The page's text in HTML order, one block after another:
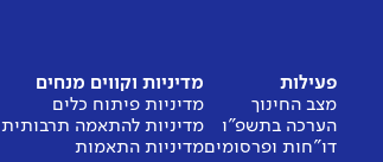
פעילות
מצב החינוך
הערכה בתשפ"ו
דו"חות ופרסומים
מדיניות וקווים מנחים
מדיניות פיתוח כלים
מדיניות להתאמה תרבותית
מדיניות התאמות